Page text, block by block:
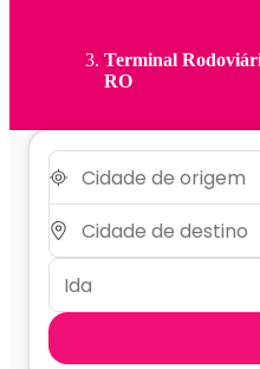
Terminal
RO